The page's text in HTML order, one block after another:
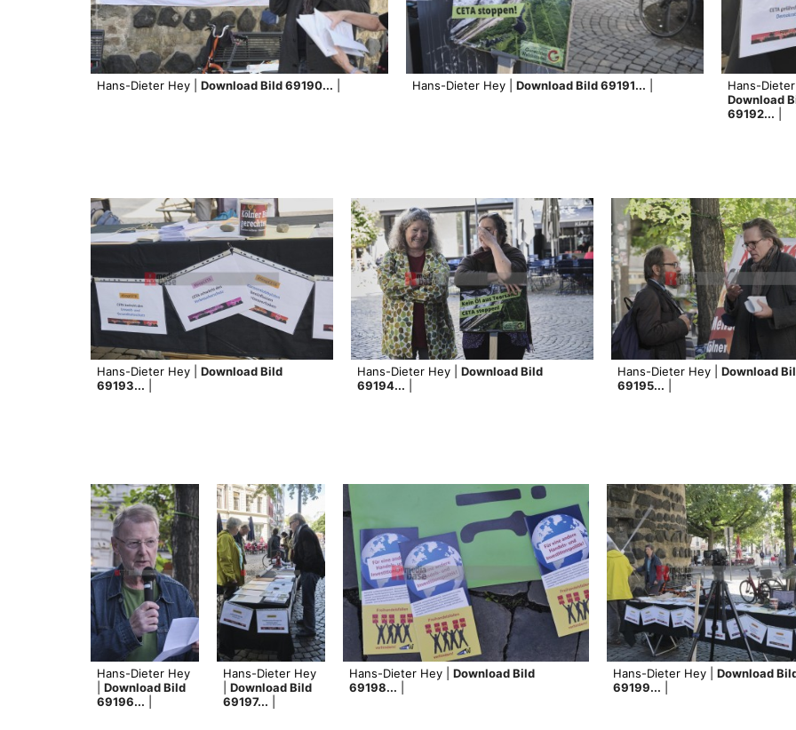
Hans-Dieter Hey | Download Bild 69190... Hans-Dieter Hey | Download Bild 69191...
Hans-
Download
69192...
Hans-Dieter Hey | Download Bild
69193...
Hans-Dieter Hey | Download Bild
69194...
Hans-Dieter Hey | Download
69195...
Hans-Dieter Hey
Download Bild
69196...
Hans-Dieter Hey
Download Bild
69197...
Hans-Dieter Hey | Download Bild
69198...
Hans-Dieter Hey | Download
69199...